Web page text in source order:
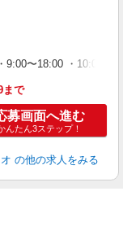
〜18:00 ・10:00
まで
募画面へ進む
んたん3ステップ！
の他の求人をみる